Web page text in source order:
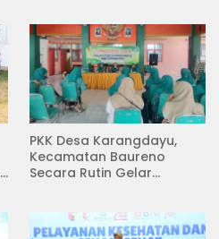
PKK Desa Karangdayu,
Kecamatan Baureno
Secara Rutin Gelar